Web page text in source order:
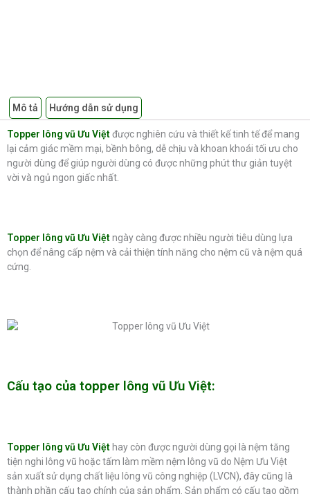
Mô tả Hướng dẫn sử dụng
Topper lông vũ Ưu Việtđược nghiên cứu và thiết kế tinh tế để mang
lại cảm giác mềm mại, bềnh bông, dễ chịu và khoan khoái tối ưu cho
người dùng để giúp người dùng có được những phút thư giản tuyệt
vời và ngủ ngon giấc nhất.
Topper lông vũ Ưu Việtngày càng được nhiều người tiêu dùng lựa
chọn để nâng cấp nệm và cải thiện tính năng cho nệm cũ và nệm quá
cứng.
Cấu tạo của topper lông vũ Ưu Việt:
Topper lông vũ Ưu Việt hay còn được người dùng gọi là nệm tăng
tiện nghi lông vũ hoặc tấm làm mềm nệm lông vũ do Nệm Ưu Việt
sản xuất sử dụng chất liệu lông vũ công nghiệp (LVCN), đây cũng là
thành phần cấu tạo chính của sản phẩm. Sản phẩm có cấu tạo gồm